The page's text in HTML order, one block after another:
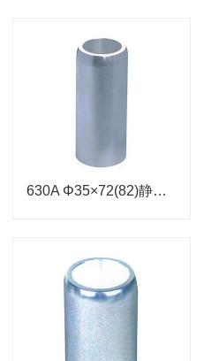
630A Φ35×72(82)静触头